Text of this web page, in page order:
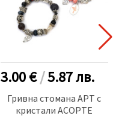
3.00 €/5.87лв.
Гривна стомана АРТ с
кристали АСОРТЕ